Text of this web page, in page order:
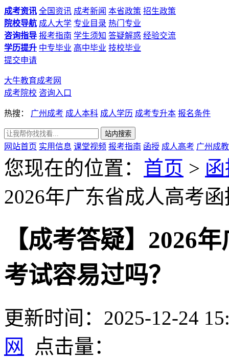
成考资讯 全国资讯 成考新闻 本省政策 招生政策
院校导航 成人大学 专业目录 热门专业
咨询指导 报考指南 学生须知 答疑解惑 经验交流
学历提升 中专毕业 高中毕业 技校毕业
提交申请
大牛教育成考网
成考院校 咨询入口
热搜： 广州成考 成人本科 成人学历 成考专升本 报名条件
网站首页 实用信息 课堂视频 报考指南 函授 成人高考 广州成教
您现在的位置： 首页 >
2026年广东省成人高考
【成考答疑】2026
考试容易过吗？
更新时间：2025-12-24
网
点击量：